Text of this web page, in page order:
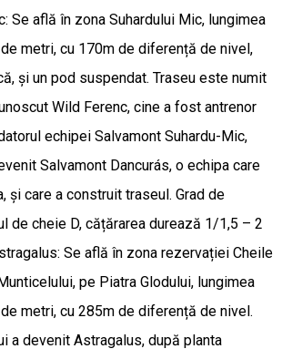
Se află în zona Suhardului Mic, lungimea
metri, cu 170m de diferență de nivel,
și un pod suspendat. Traseu este numit
Wild Ferenc, cine a fost antrenor
echipei Salvamont Suhardu-Mic,
Salvamont Dancurás, o echipa care
și care a construit traseul. Grad de
de cheie D, cățărarea durează 1/1,5 – 2
Se află în zona rezervației Cheile
pe Piatra Glodului, lungimea
metri, cu 285m de diferență de nivel.
a devenit Astragalus, după planta